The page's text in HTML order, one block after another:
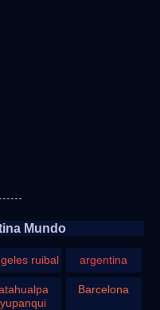
Mundo
ruibal argentina
yupanqui
Barcelona